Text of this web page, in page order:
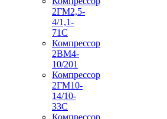
2ГМ2,5-
4/1,1-
71С
Компрессор
2ВМ4-
10/201
Компрессор
2ГМ10-
14/10-
33С
Компрессор